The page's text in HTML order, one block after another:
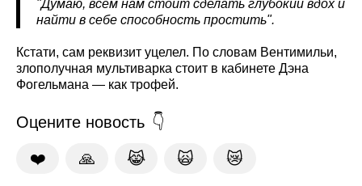
"Думаю, всем нам стоит сделать глубокий вдох и
найти в себе способность простить".
Кстати, сам реквизит уцелел. По словам Вентимильи,
злополучная мультиварка стоит в кабинете Дэна
Фогельмана — как трофей.
Оцените новость
❤️ 🙏 😹 🙀 😿